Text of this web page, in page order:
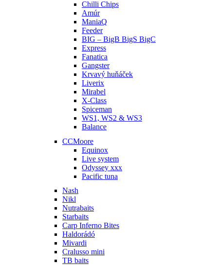
Chilli Chips
Amúr
ManiaQ
Feeder
BIG – BigB BigS BigC
Express
Fanatica
Gangster
Krvavý huňáček
Liverix
Mirabel
X-Class
Spiceman
WS1, WS2 & WS3
Balance
CCMoore
Equinox
Live system
Odyssey xxx
Pacific tuna
Nash
Nikl
Nutrabaits
Starbaits
Carp Inferno Bites
Haldorádó
Mivardi
Cralusso mini
TB baits